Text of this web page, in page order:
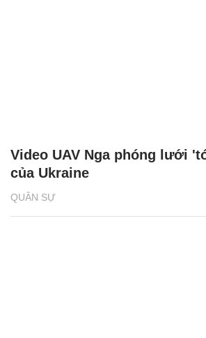
QUÂN SỰ
Video UAV Nga phóng lưới
của Ukraine